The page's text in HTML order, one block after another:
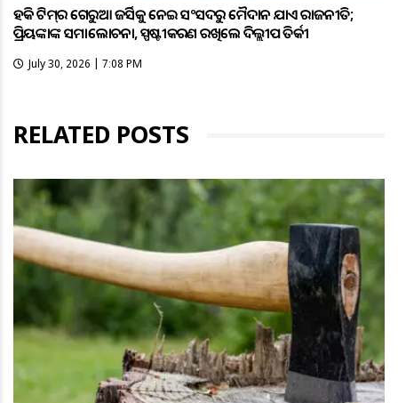
ହକି ଟିମ୍‌ର ଗେରୁଆ ଜର୍ସିକୁ ନେଇ ସଂସଦରୁ ମୈଦାନ ଯାଏଁ ରାଜନୀତି;
ପ୍ରିୟଙ୍କାଙ୍କ ସମାଲୋଚନା, ସ୍ପଷ୍ଟୀକରଣ ରଖିଲେ ଦିଲ୍ଲୀପ ତିର୍କୀ
July 30, 2026 | 7:08 PM
RELATED POSTS